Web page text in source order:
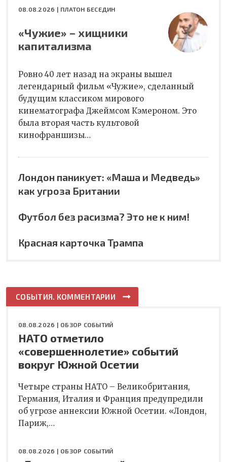
08.08.2026 | ПЛАТОН БЕСЕДИН
«Чужие» – хищники
капитализма
Ровно 40 лет назад на экраны вышел
легендарный фильм «Чужие», сделанный
будущим классиком мирового
кинематографа Джеймсом Кэмероном. Это
была вторая часть культовой
кинофраншизы…
Лондон паникует: «Маша и Медведь»
как угроза Британии
Футбол без расизма? Это не к ним!
Красная карточка Трампа
СОБЫТИЯ. КОММЕНТАРИИ
08.08.2026 | ОБЗОР СОБЫТИЙ
НАТО отметило
«совершеннолетие» событий
вокруг Южной Осетии
Четыре страны НАТО – Великобритания,
Германия, Италия и Франция предупредили
об угрозе аннексии Южной Осетии. «Лондон,
Париж,…
08.08.2026 | ОБЗОР СОБЫТИЙ